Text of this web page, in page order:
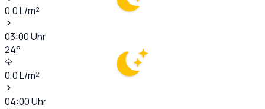
0,0L/m²
03:00Uhr
24°
0,0L/m²
04:00Uhr